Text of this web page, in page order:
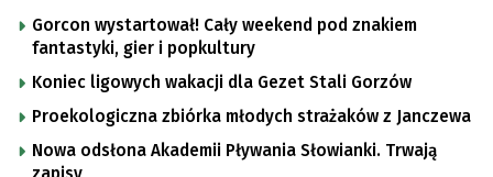
Gorcon wystartował! Cały weekend pod znakiem
fantastyki, gier i popkultury
Koniec ligowych wakacji dla Gezet Stali Gorzów
Proekologiczna zbiórka młodych strażaków z Janczewa
Nowa odsłona Akademii Pływania Słowianki. Trwają